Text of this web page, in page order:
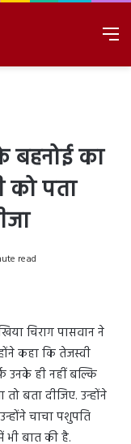
बहनोई का
को पता
read
चिराग पासवान ने
कहा कि तेजस्वी
उनके ही नहीं बल्कि
बता दीजिए. उन्होंने
चाचा पशुपति
भी बात की है.